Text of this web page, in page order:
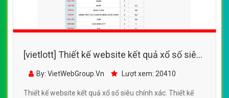
[vietlott] Thiết kế website kết quả xổ số siêu
chính xác
By: VietWebGroup.Vn Lượt xem: 20410
Thiết kế website kết quả xổ số siêu chính xác. Thiết kế